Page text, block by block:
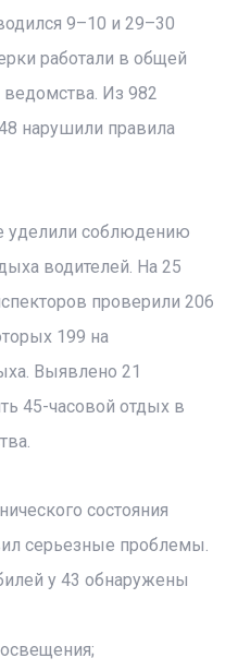
9–10 и 29–30
работали в общей
Из 982
нарушили правила
уделили соблюдению
водителей. На 25
проверили 206
199 на
Выявлено 21
45-часовой отдых в
состояния
серьезные проблемы.
у 43 обнаружены